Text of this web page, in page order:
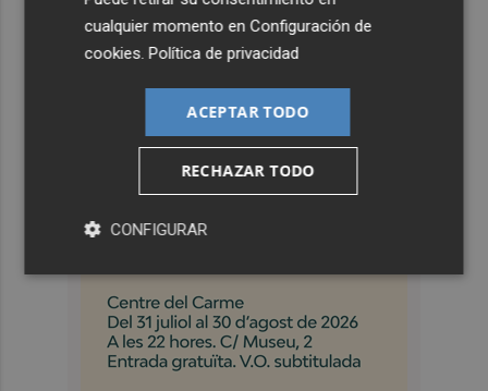
cualquier momento enConfiguración de
cookies .Política de privacidad
ACEPTAR TODO
RECHAZAR TODO
CONFIGURAR